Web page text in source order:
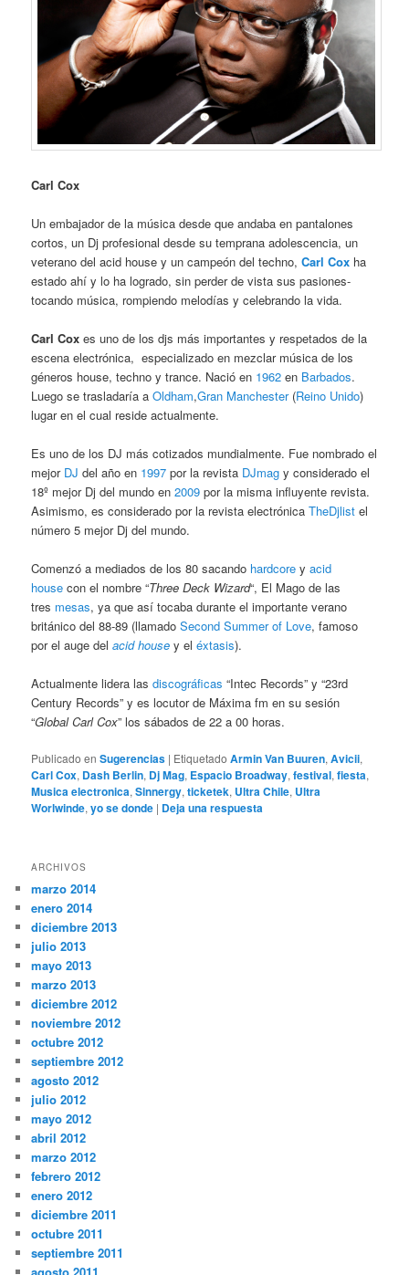
Carl Cox
Un embajador de la música desde que andaba en pantalones
cortos, un Dj profesional desde su temprana adolescencia, un
veterano del acid house y un campeón del techno,Carl Cox ha
estado ahí y lo ha logrado, sin perder de vista sus pasiones-
tocando música, rompiendo melodías y celebrando la vida.
Carl Cox es uno de los djs más importantes y respetados de la
escena electrónica, especializado en mezclar música de los
géneros house, techno y trance. Nació en 1962 en Barbados.
Luego se trasladaría aOldham,Gran Manchester(Reino Unido)
lugar en el cual reside actualmente.
Es uno de los DJ más cotizados mundialmente. Fue nombrado el
mejor DJ del año en 1997 por la revista DJmag y considerado el
18º mejor Dj del mundo en2009 por la misma influyente revista.
Asimismo, es considerado por la revista electrónicaTheDjlist el
número 5 mejor Dj del mundo.
Comenzó a mediados de los 80 sacando hardcore yacid
house con el nombre “Three Deck Wizard“, El Mago de las
tres mesas, ya que así tocaba durante el importante verano
británico del 88-89 (llamadoSecond Summer of Love, famoso
por el auge delacid house y eléxtasis).
Actualmente lidera lasdiscográficas “Intec Records” y “23rd
Century Records” y es locutor de Máxima fm en su sesión
“Global Carl Cox” los sábados de 22 a 00 horas.
Publicado en Sugerencias | Etiquetado Armin Van Buuren,Avicii,
Carl Cox, Dash Berlin, Dj Mag, Espacio Broadway,festival,fiesta,
Musica electronica,Sinnergy,ticketek, Ultra Chile, Ultra
Worlwinde,yo se donde | Deja una respuesta
ARCHIVOS
marzo 2014
enero 2014
diciembre 2013
julio 2013
mayo 2013
marzo 2013
diciembre 2012
noviembre 2012
octubre 2012
septiembre 2012
agosto 2012
julio 2012
mayo 2012
abril 2012
marzo 2012
febrero 2012
enero 2012
diciembre 2011
octubre 2011
septiembre 2011
agosto 2011